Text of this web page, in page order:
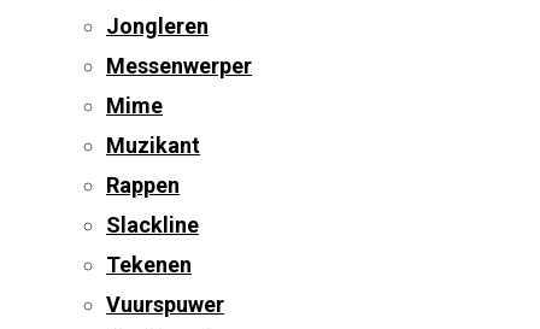
Jongleren
Messenwerper
Mime
Muzikant
Rappen
Slackline
Tekenen
Vuurspuwer